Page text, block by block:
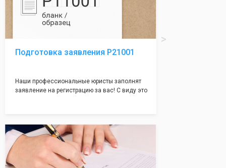
Подготовка заявления Р21001
Наши профессиональные юристы заполнят
заявление на регистрацию за вас! С виду это
чтобы не случилось казуса, мы возьмем все
сложности на себя и наши юристы с
многолетним опытом работы оформят всё
без ошибок и дадут гарантию на 100%
регистрацию!